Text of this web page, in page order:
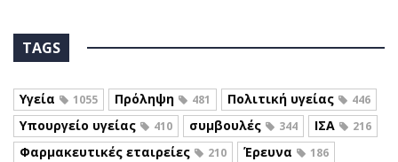
TAGS
Υγεία 1055 Πρόληψη 481 Πολιτική υγείας 446
Υπουργείο υγείας 410 συμβουλές 344 ΙΣΑ 216
Φαρμακευτικές εταιρείες 210 Έρευνα 186